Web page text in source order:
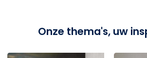
Onze thema's, uw